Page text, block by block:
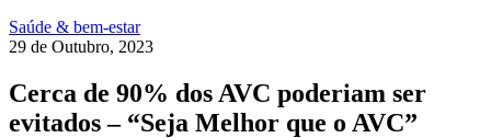
Saúde & bem-estar
29 de Outubro, 2023
Cerca de 90% dos AVC poderiam ser
evitados – “Seja Melhor que o AVC”